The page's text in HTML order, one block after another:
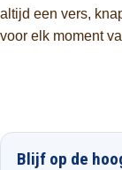
altijd een vers,
voor elk moment
Blijf op de